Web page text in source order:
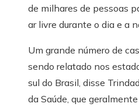
de milhares de pessoas
ar livre durante o dia e a
Um grande número de
sendo relatado nos
sul do Brasil, disse
da Saúde, que